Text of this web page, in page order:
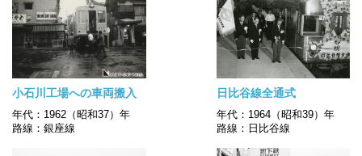
小石川工場への車両搬入
年代：1962（昭和37）年
路線：銀座線
日比谷線全通式
年代：1964（昭和39）年
路線：日比谷線